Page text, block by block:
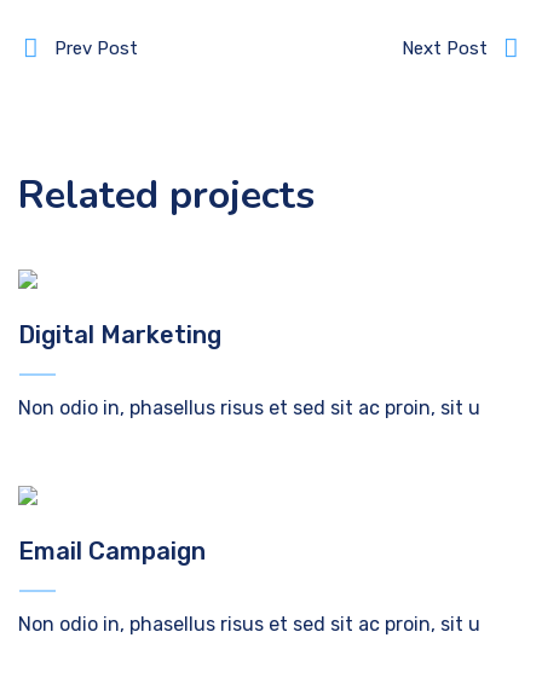
Prev Post Next Post
Related projects
Digital Marketing
Non odio in, phasellus risus et sed sit ac proin, sit u
Email Campaign
Non odio in, phasellus risus et sed sit ac proin, sit u